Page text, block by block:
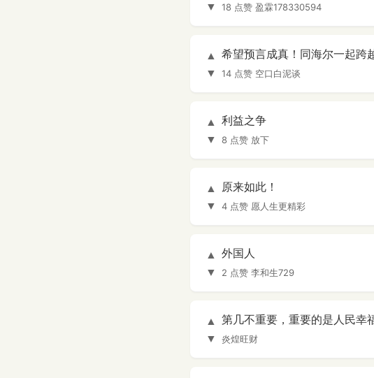
▼
18 点赞 盈霖178330594
▲
▼
希望预言成真！同海尔一起跨
14 点赞 空口白泥谈
▲
▼
利益之争
8 点赞 放下
▲
▼
原来如此！
4 点赞 愿人生更精彩
▲
▼
外国人
2 点赞 李和生729
▲
▼
第几不重要，重要的是人民幸
炎煌旺财